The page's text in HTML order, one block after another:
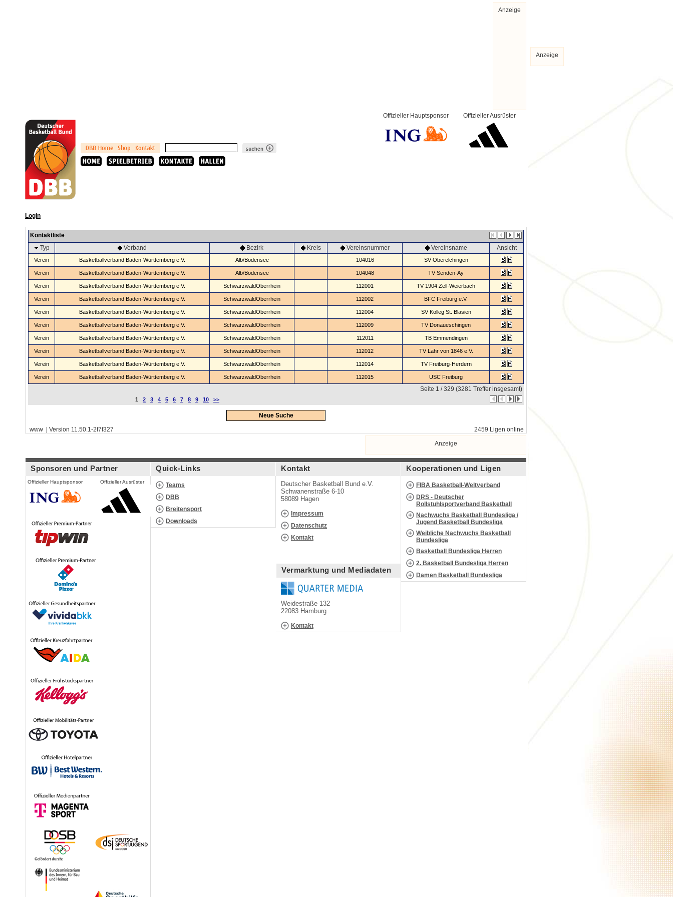
Anzeige
Offizieller Ausrüster
Offizieller Hauptsponsor
Login
Kontaktliste
Typ
Verband Bezirk Kreis Vereinsnummer Vereinsname Ansicht
Verein Basketballverband Baden-Württemberg e.V. Alb/Bodensee 104016 SV Oberelchingen
Verein Basketballverband Baden-Württemberg e.V. Alb/Bodensee 104048 TV Senden-Ay
Verein Basketballverband Baden-Württemberg e.V. SchwarzwaldOberrhein 112001 TV 1904 Zell-Weierbach
Verein Basketballverband Baden-Württemberg e.V. SchwarzwaldOberrhein 112002 BFC Freiburg e.V.
Verein Basketballverband Baden-Württemberg e.V. SchwarzwaldOberrhein 112004 SV Kolleg St. Blasien
Verein Basketballverband Baden-Württemberg e.V. SchwarzwaldOberrhein 112009 TV Donaueschingen
Verein Basketballverband Baden-Württemberg e.V. SchwarzwaldOberrhein 112011 TB Emmendingen
Verein Basketballverband Baden-Württemberg e.V. SchwarzwaldOberrhein 112012 TV Lahr von 1846 e.V.
Verein Basketballverband Baden-Württemberg e.V. SchwarzwaldOberrhein 112014 TV Freiburg-Herdern
Verein Basketballverband Baden-Württemberg e.V. SchwarzwaldOberrhein 112015 USC Freiburg
Seite 1 / 329 (3281 Treffer insgesamt)
1 2 3 4 5 6 7 8 9 10 >>
Neue Suche
www | Version 11.50.1-2f7f327
2459 Ligen online
Anzeige
Sponsoren und Partner
Offizieller Hauptsponsor Offizieller Ausrüster
Quick-Links
Teams
DBB
Breitensport
Downloads
Kontakt
Deutscher Basketball Bund e.V.
Schwanenstraße 6-10
58089 Hagen
Impressum
Datenschutz
Kontakt
Vermarktung und Mediadaten
Weidestraße 132
22083 Hamburg
Kontakt
Kooperationen und Ligen
FIBA Basketball-Weltverband
DRS - Deutscher
Rollstuhlsportverband Basketball
Nachwuchs Basketball Bundesliga /
Jugend Basketball Bundesliga
Weibliche Nachwuchs Basketball
Bundesliga
Basketball Bundesliga Herren
2. Basketball Bundesliga Herren
Damen Basketball Bundesliga
Anzeige